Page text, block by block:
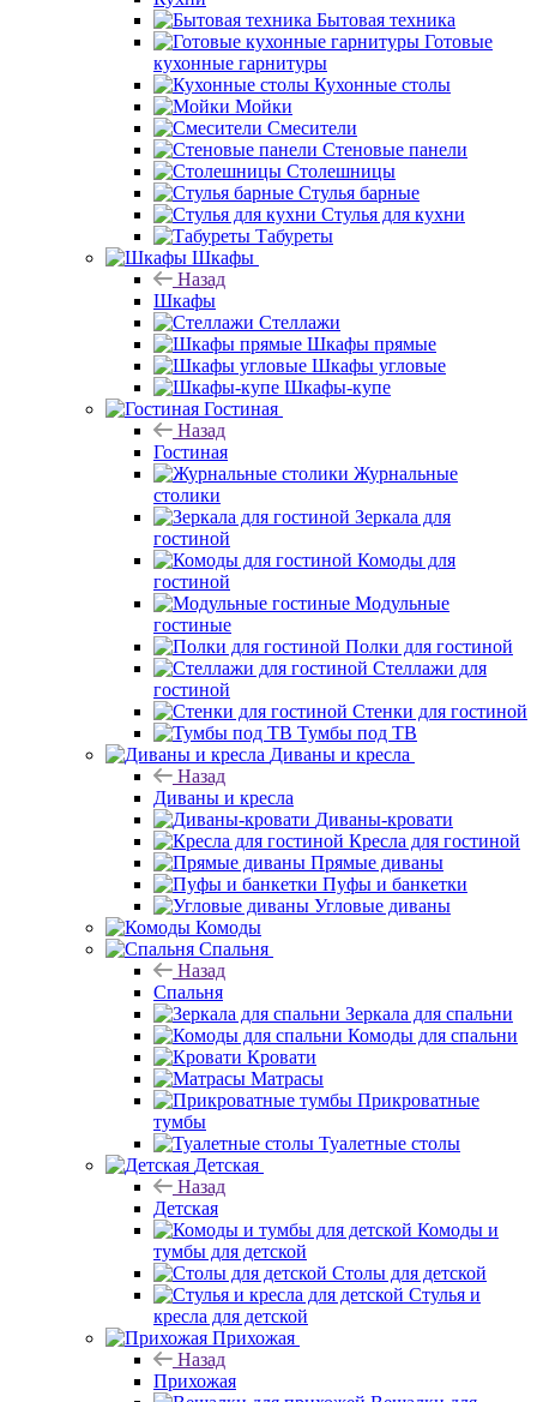
Бытовая техника
Готовые
кухонные гарнитуры
Кухонные столы
Мойки
Смесители
Стеновые панели
Столешницы
Стулья барные
Стулья для кухни
Табуреты
Шкафы
Назад
Шкафы
Стеллажи
Шкафы прямые
Шкафы угловые
Шкафы-купе
Гостиная
Назад
Гостиная
Журнальные
столики
Зеркала для
гостиной
Комоды для
гостиной
Модульные
гостиные
Полки для гостиной
Стеллажи для
гостиной
Стенки для гостиной
Тумбы под ТВ
Диваны и кресла
Назад
Диваны и кресла
Диваны-кровати
Кресла для гостиной
Прямые диваны
Пуфы и банкетки
Угловые диваны
Комоды
Спальня
Назад
Спальня
Зеркала для спальни
Комоды для спальни
Кровати
Матрасы
Прикроватные
тумбы
Туалетные столы
Детская
Назад
Детская
Комоды и
тумбы для детской
Столы для детской
Стулья и
кресла для детской
Прихожая
Назад
Прихожая